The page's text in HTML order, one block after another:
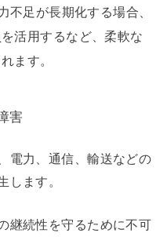
不足が長期化する場合、
活用するなど、柔軟な
ます。
害
電力、通信、輸送などの
ます。
継続性を守るために不可